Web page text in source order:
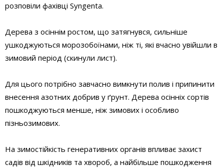
розповіли фахівці Syngenta.
Дерева з осіннім ростом, що затягнувся, сильніше
ушкоджуються морозобоїнами, ніж ті, які вчасно увійшли в
зимовий період (скинули лист).
Для цього потрібно завчасно вимкнути полив і припинити
внесення азотних добрив у ґрунт. Дерева осінніх сортів
пошкоджуються менше, ніж зимових і особливо
пізньозимових.
На зимостійкість генеративних органів впливає захист
садів від шкідників та хвороб, а найбільше пошкодження